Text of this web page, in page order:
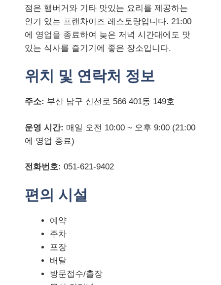
점은 햄버거와 기타 맛있는 요리를 제공하는
인기 있는 프랜차이즈 레스토랑입니다. 21:00
에 영업을 종료하여 늦은 저녁 시간대에도 맛
있는 식사를 즐기기에 좋은 장소입니다.
위치 및 연락처 정보
주소: 부산 남구 신선로 566 401동 149호
운영 시간: 매일 오전 10:00 ~ 오후 9:00 (21:00
에 영업 종료)
전화번호: 051-621-9402
편의 시설
예약
주차
포장
배달
방문접수/출장